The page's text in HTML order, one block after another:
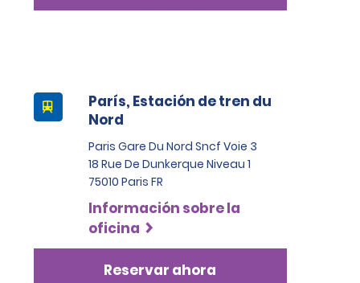
París, Estación de tren du
Nord
Paris Gare Du Nord Sncf Voie 3
18 Rue De Dunkerque Niveau 1
75010 Paris FR
Información sobre la
oficina
Reservar ahora